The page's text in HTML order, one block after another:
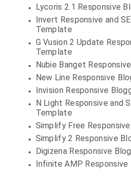
Lycoris 2.1 Responsive
Invert Responsive and
Template
G Vusion 2 Update
Template
Nubie Banget
New Line Responsive
Invision Responsive
N Light Responsive and
Template
Simplify Free
Simplify 2 Responsive
Digizena Responsive
Infinite AMP